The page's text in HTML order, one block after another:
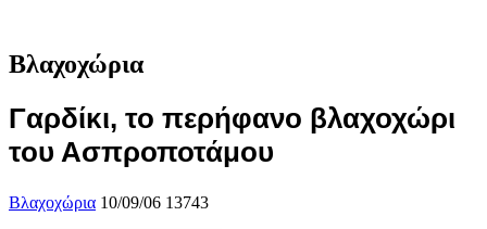
Βλαχοχώρια
Γαρδίκι, το περήφανο βλαχοχώρι
του Ασπροποτάμου
Βλαχοχώρια 10/09/06 13743